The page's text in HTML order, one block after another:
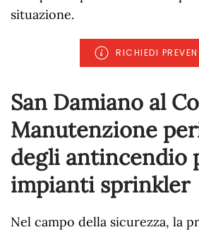
situazione.
RICHIEDI
San Damiano al
Manutenzione
degli antincendio
impianti sprinkler
Nel campo della sicurezza, la